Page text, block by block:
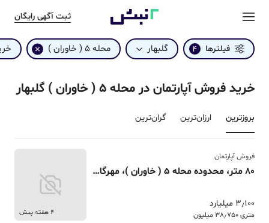
ثبت آگهی رایگان
فیلترها 4 گلبهار محله 5 ( خاوران )
خرید فروش آپارتمان در محله 5 ( خاوران ) گلبهار
بروزترین‌ ارزان‌ترین گران‌ترین
فروش آپارتمان
80 متر، محدوده محله 5 ( خاوران )، مهرگان 13 سامان 2
3٫100 میلیارد
متری 38٫750 میلیون 4 هفته پیش